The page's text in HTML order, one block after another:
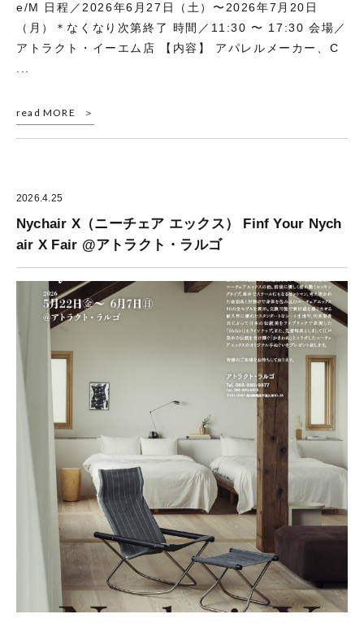
e/M 日程／2026年6月27日（土）〜2026年7月20日
（月）＊なくなり次第終了 時間／11:30 〜 17:30 会場／
アトラクト・イーエム店 【内容】 アパレルメーカー、C
read MORE
2026.4.25
Nychair X（ニーチェア エックス） Finf Your Nych
air X Fair @アトラクト・ラルゴ